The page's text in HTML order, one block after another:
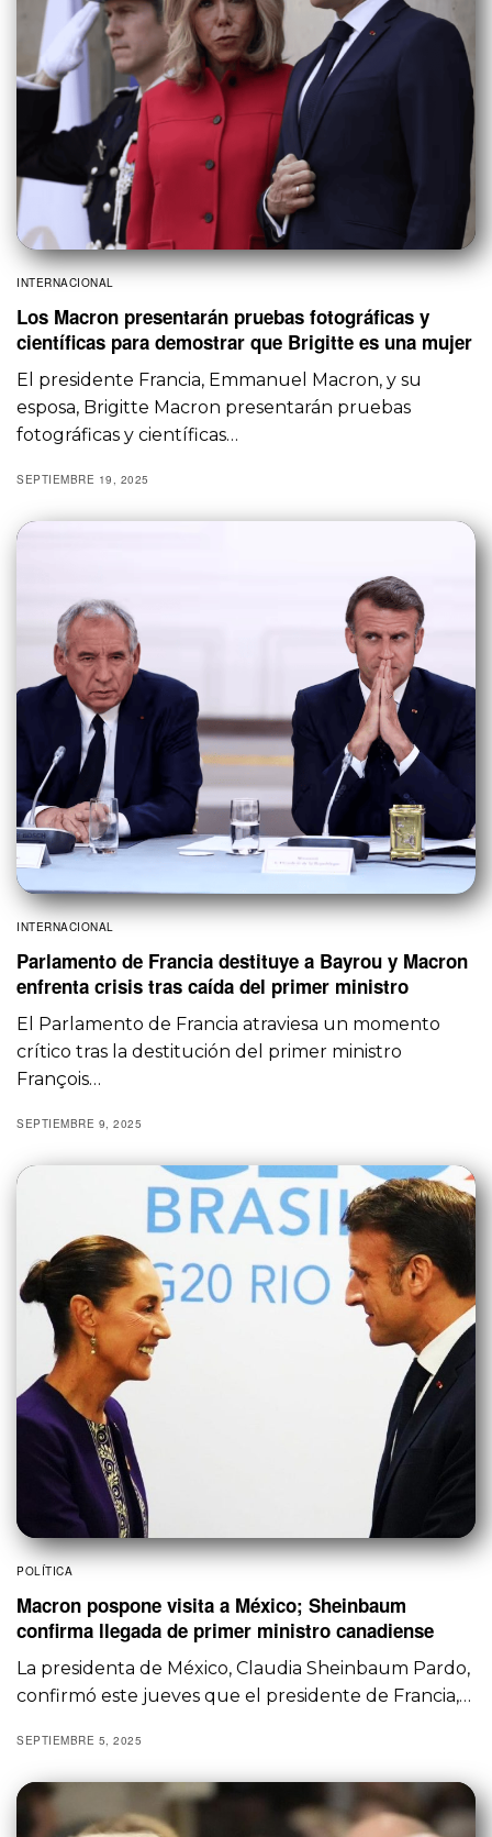
INTERNACIONAL
Los Macron presentarán pruebas fotográficas y
científicas para demostrar que Brigitte es una mujer
El presidente Francia, Emmanuel Macron, y su
esposa, Brigitte Macron presentarán pruebas
fotográficas y científicas…
SEPTIEMBRE 19, 2025
INTERNACIONAL
Parlamento de Francia destituye a Bayrou y Macron
enfrenta crisis tras caída del primer ministro
El Parlamento de Francia atraviesa un momento
crítico tras la destitución del primer ministro
François…
SEPTIEMBRE 9, 2025
POLÍTICA
Macron pospone visita a México; Sheinbaum
confirma llegada de primer ministro canadiense
La presidenta de México, Claudia Sheinbaum Pardo,
confirmó este jueves que el presidente de Francia,…
SEPTIEMBRE 5, 2025